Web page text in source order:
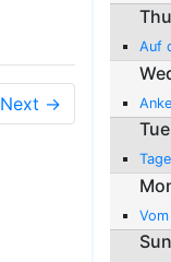
Next →
Auf